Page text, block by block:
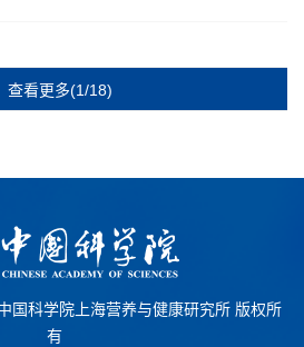
查看更多(1/18)
国科学院上海营养与健康研究所 版权所
有